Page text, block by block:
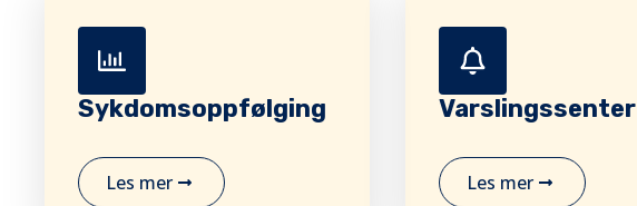
Sykdomsoppfølging
Les mer
Varslingssenter
Les mer